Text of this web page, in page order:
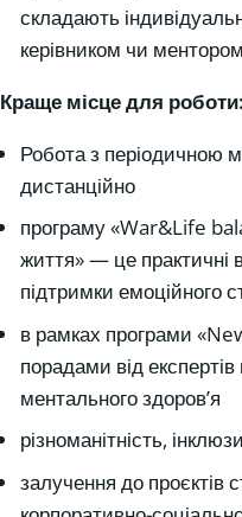
складають
керівником чи
Краще місце для роботи:
Робота з періодичною
дистанційно
програму «War&Life
життя» — це
підтримки емоційного
в рамках програми
порадами від
ментального здоров’я
різноманітність,
залучення до проєктів